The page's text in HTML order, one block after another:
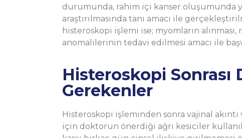
durumunda, rahim içi kanser oluşumunda
araştırılmasında tanı amacı ile
histeroskopi işlemi ise; myomların alınması,
anomalilerinin tedavi edilmesi amacı ile
Histeroskopi
Gerekenler
Histeroskopi işleminden sonra vajinal
için doktorun önerdiği ağrı kesiciler